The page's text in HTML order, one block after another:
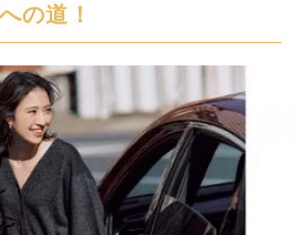
の道！